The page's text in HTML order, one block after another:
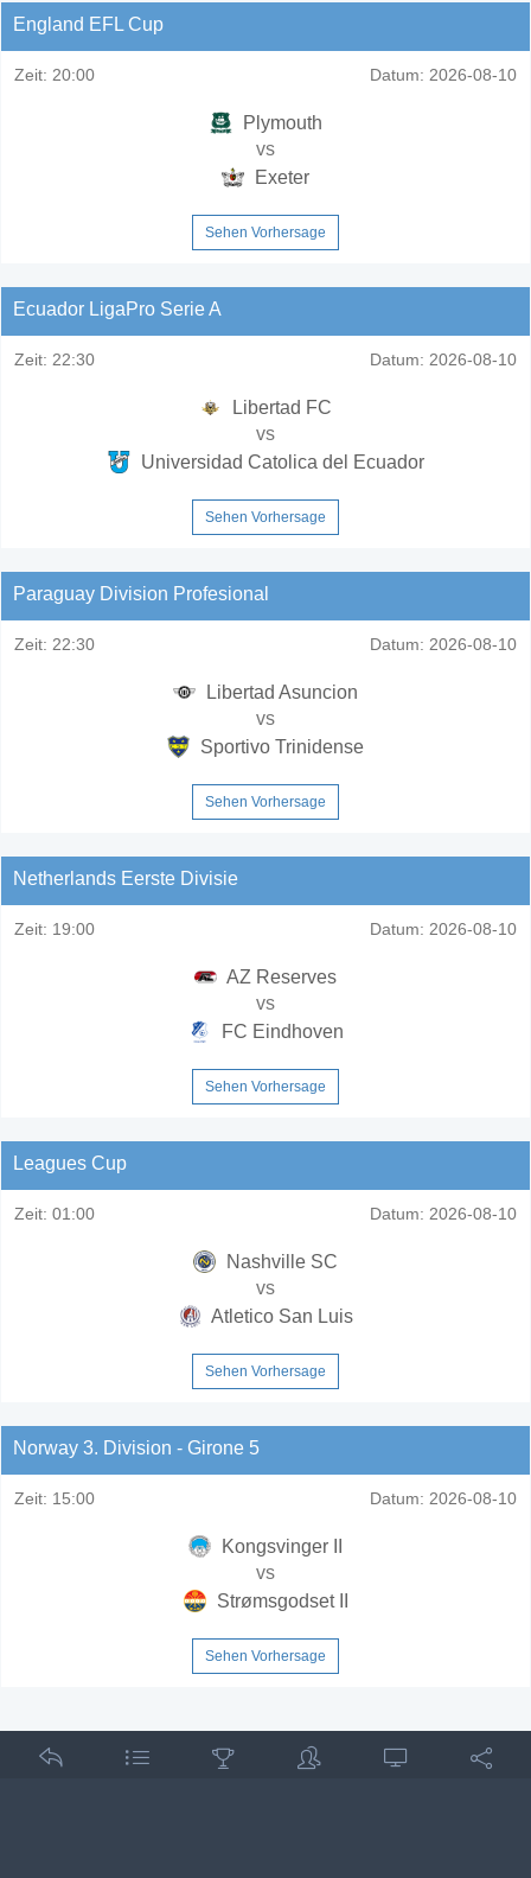
England EFL Cup
Zeit: 20:00 Datum: 2026-08-10
Plymouth
vs
Exeter
Sehen Vorhersage
Ecuador LigaPro Serie A
Zeit: 22:30 Datum: 2026-08-10
Libertad FC
vs
Universidad Catolica del Ecuador
Sehen Vorhersage
Paraguay Division Profesional
Zeit: 22:30 Datum: 2026-08-10
Libertad Asuncion
vs
Sportivo Trinidense
Sehen Vorhersage
Netherlands Eerste Divisie
Zeit: 19:00 Datum: 2026-08-10
AZ Reserves
vs
FC Eindhoven
Sehen Vorhersage
Leagues Cup
Zeit: 01:00 Datum: 2026-08-10
Nashville SC
vs
Atletico San Luis
Sehen Vorhersage
Norway 3. Division - Girone 5
Zeit: 15:00 Datum: 2026-08-10
Kongsvinger II
vs
Strømsgodset II
Sehen Vorhersage